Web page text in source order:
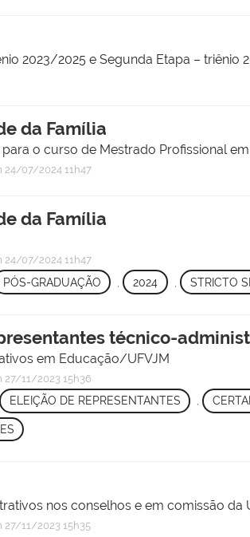
2023/2025 e Segunda Etapa –
da Família
o curso de Mestrado Profissional
24/07/2024 11h47
da Família
24/07/2024 11h47
PÓS-GRADUAÇÃO , 2024 , STRICTO
técnico-
em Educação/UFVJM
27/11/2023 15h36
ELEIÇÃO DE REPRESENTANTES ,
nos conselhos e em comissão
27/11/2023 15h35